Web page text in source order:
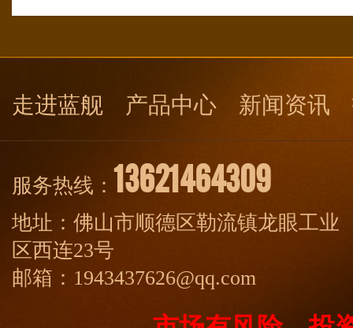
走进蓝舰 产品中心 新闻资讯
服务热线： 13621464309
地址：佛山市顺德区勒流镇龙眼工业
区西连23号
邮箱：1943437626@qq.com